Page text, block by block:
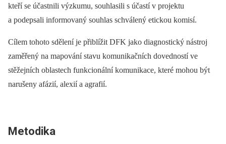
kteří se účastnili výzkumu, souhlasili s účastí v projektu
a podepsali informovaný souhlas schválený etickou komisí.
Cílem tohoto sdělení je přiblížit DFK jako dia­gnostický nástroj
zaměřený na mapování stavu komunikačních dovedností ve
stěžejních oblastech funkcionální komunikace, které mohou být
narušeny afázií, alexií a agrafií.
Metodika